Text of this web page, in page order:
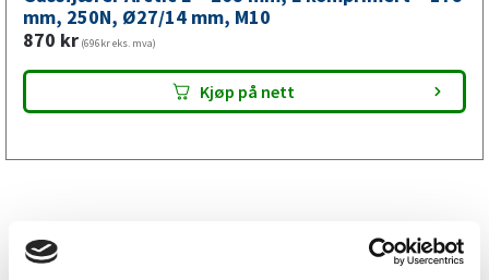
mm,
M10
antall
mm, 250N, Ø27/14 mm, M10
870 kr (696kr eks. mva)
Kjøp på nett